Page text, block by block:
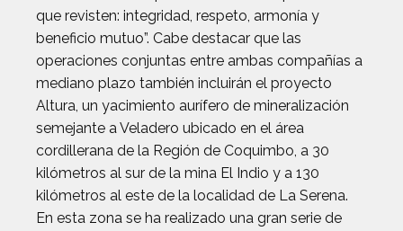
que revisten: integridad, respeto, armonía y
beneficio mutuo”. Cabe destacar que las
operaciones conjuntas entre ambas compañías a
mediano plazo también incluirán el proyecto
Altura, un yacimiento aurífero de mineralización
semejante a Veladero ubicado en el área
cordillerana de la Región de Coquimbo, a 30
kilómetros al sur de la mina El Indio y a 130
kilómetros al este de la localidad de La Serena.
En esta zona se ha realizado una gran serie de